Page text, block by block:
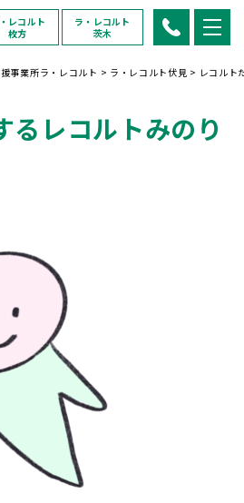
レコルト
枚方
ラ・レコルト
茨木
事業所ラ・レコルト > ラ・レコルト伏見 > レコル
るレコルトみのり